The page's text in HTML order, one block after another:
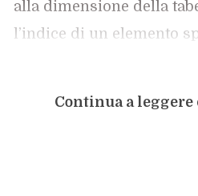
alla dimensione della
l’indice di un elemento
Continua a